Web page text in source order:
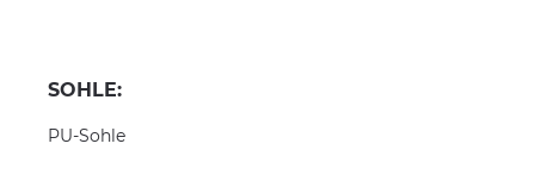
SOHLE:
PU-Sohle